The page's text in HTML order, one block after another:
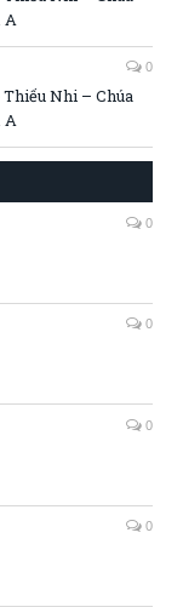
A
0
Nhi – Chúa
A
0
0
0
0